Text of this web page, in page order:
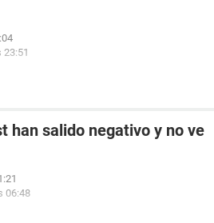
23:51
han salido negativo y no ve
06:48